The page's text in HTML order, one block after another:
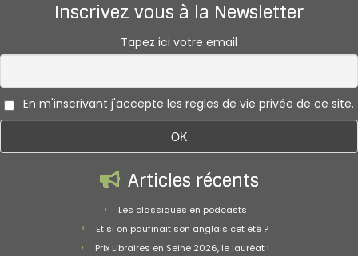
Inscrivez vous à la Newsletter
Tapez ici votre email
En m'inscrivant j'accepte les regles de vie privée de ce site.
Articles récents
Les classiques en podcasts
Et si on paufinait son anglais cet été ?
Prix Libraires en Seine 2026, le lauréat !